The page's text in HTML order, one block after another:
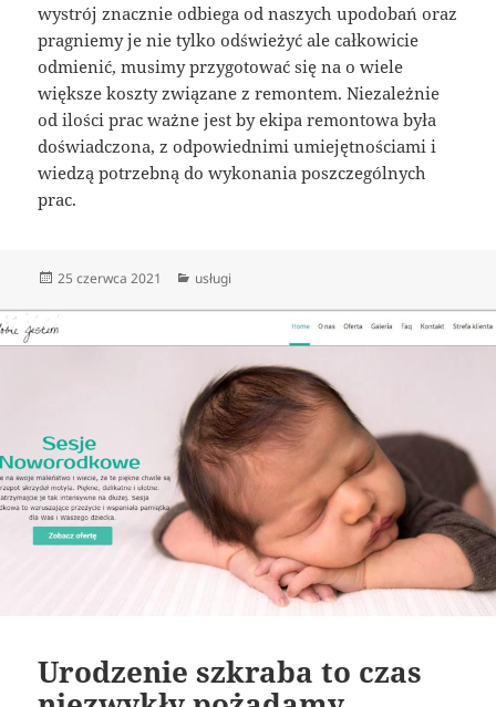
wystrój znacznie odbiega od naszych upodobań oraz
pragniemy je nie tylko odświeżyć ale całkowicie
odmienić, musimy przygotować się na o wiele
większe koszty związane z remontem. Niezależnie
od ilości prac ważne jest by ekipa remontowa była
doświadczona, z odpowiednimi umiejętnościami i
wiedzą potrzebną do wykonania poszczególnych
prac.
Data
25 czerwca 2021 Kategorie
usługi
Urodzenie szkraba to czas